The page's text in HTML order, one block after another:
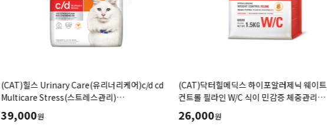
(CAT)힐스 Urinary Care(유리너리케어)c/d cd
Multicare Stress(스트레스관리)
(1.5kg,3.85kg,7.98kg) 요로기계/결석관리-
처방식,처방사료
39,000원
(CAT)닥터힐메딕스 하이포알러제닉 웨이트
컨트롤 필라인 W/C 식이 민감증 체중관리
(1.5kg,3.5kg)
26,000원